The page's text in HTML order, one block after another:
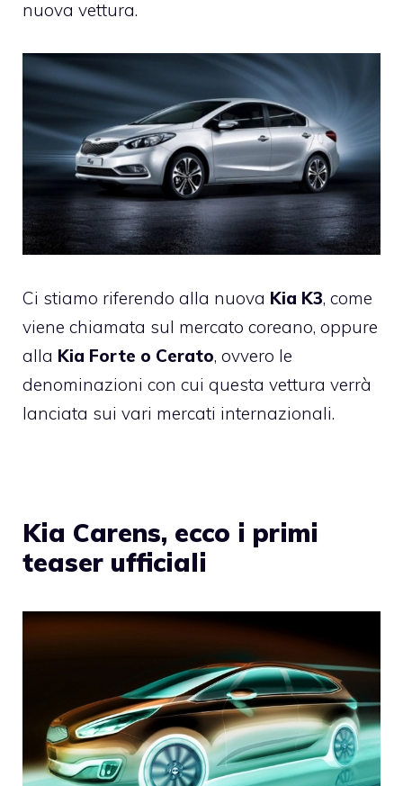
nuova vettura.
Ci stiamo riferendo alla nuova Kia K3, come
viene chiamata sul mercato coreano, oppure
alla Kia Forte o Cerato, ovvero le
denominazioni con cui questa vettura verrà
lanciata sui vari mercati internazionali.
Kia Carens, ecco i primi
teaser ufficiali